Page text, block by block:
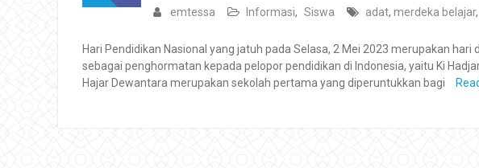
emtessa Informasi, Siswa adat, merdeka belajar,
Hari Pendidikan Nasional yang jatuh pada Selasa, 2 Mei 2023 merupakan
sebagai penghormatan kepada pelopor pendidikan di Indonesia, yaitu Ki
Hajar Dewantara merupakan sekolah pertama yang diperuntukkan bagi